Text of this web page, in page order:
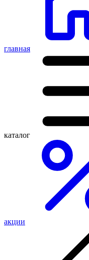
главная
каталог
акции